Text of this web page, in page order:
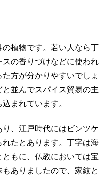
植物です。若い人なら丁
の香りづけなどに使われ
方が分かりやすいでしょ
並んでスパイス貿易の主
まれています。
、江戸時代にはビンツケ
たとあります。丁字は海
もに、仏教においては宝
ありましたので、家紋と